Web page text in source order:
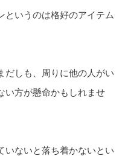
というのは格好のアイテム
だしも、周りに他の人がい
い方が懸命かもしれませ
いないと落ち着かないとい